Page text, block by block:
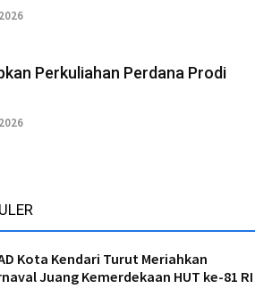
Perkuliahan Perdana Prodi
Kota Kendari Turut Meriahkan
Juang Kemerdekaan HUT ke-81 RI